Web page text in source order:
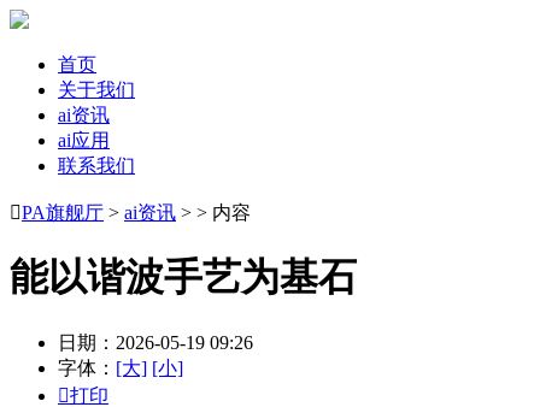
首页
关于我们
ai资讯
ai应用
联系我们
PA旗舰厅 > ai资讯 > > 内容
能以谐波手艺为基石
日期：2026-05-19 09:26
字体： [大] [小]
打印